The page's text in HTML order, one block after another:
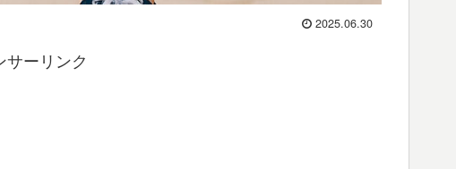
2025.06.30
サーリンク